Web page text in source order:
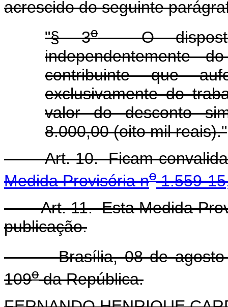
acrescido do seguinte
"§ 3oO disposto
independentemente
contribuinte que
exclusivamente do
valor do desconto
8.000,00 (oito mil reais)."
Art. 10. Ficam
Medida Provisória no1.559-
Art. 11. Esta Medida
publicação.
Brasília, 08 de agosto
109oda República.